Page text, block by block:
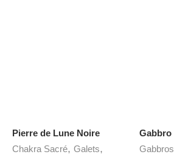
Pierre de Lune Noire
Chakra Sacré, Galets,
Gabbro
Gabbros